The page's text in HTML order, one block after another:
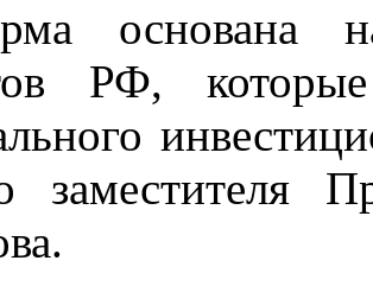
основана
РФ,
заместителя